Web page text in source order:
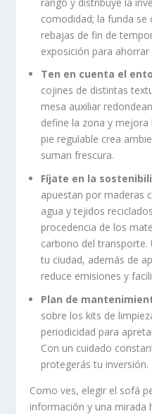
comodidad; la funda se
rebajas de fin de
exposición para
Ten en cuenta el
cojines de distintas
mesa auxiliar
define la zona y mejora
pie regulable crea
suman frescura.
Fíjate en la
apuestan por maderas
agua y tejidos
procedencia de los
carbono del transporte.
tu ciudad, además de
reduce emisiones y
Plan de
sobre los kits de
periodicidad para
Con un cuidado
protegerás tu inversión.
Como ves, elegir el sofá
información y una mirada